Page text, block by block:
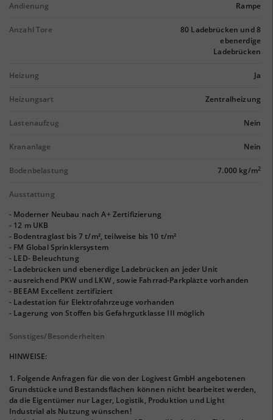
Andienung Rampe
Anzahl Tore
80 Ladebrücken und 8
ebenerdige
Ladebrücken
Heizung Ja
Heizungsart Zentralheizung
Lastenaufzug Nein
Krananlage Nein
Bodenbelastung 7.000 kg/m2
Ausstattung
- Moderner Neubau nach A+ Zertifizierung
- 12 m UKB
- Bodentraglast bis 7 t/m², teilweise bis 10 t/m²
- FM Global Sprinklersystem
- LED- Beleuchtung
- Ladebrücken und ebenerdige Ladebrücken an jeder Unit
- ausreichend PKW und LKW , sowie Fahrrad-Parkpläzte vorhanden
- BEEAM Excellent zertifiziert
- Ladestation für Elektrofahrzeuge vorhanden
- Lagerung von Stoffen bis Gefahrgutklasse III möglich
Sonstiges/Besonderheiten
HINWEISE:
1. Folgende Anfragen für die von der Logivest GmbH angebotenen
Grundstücke und Bestandsflächen können nicht bearbeitet werden,
da die Eigentümer nur Lager, Logistik, Produktion und Light
Industrial als Nutzung wünschen!